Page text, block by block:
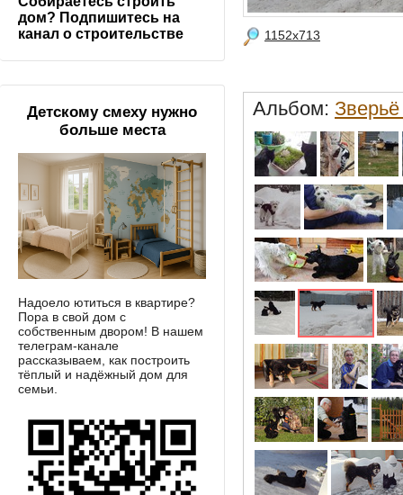
1152x713
Альбом:
дом? Подпишитесь на
канал о строительстве
Детскому смеху нужно
больше места
Надоело ютиться в квартире?
Пора в свой дом с
собственным двором! В нашем
телеграм-канале
рассказываем, как построить
тёплый и надёжный дом для
семьи.